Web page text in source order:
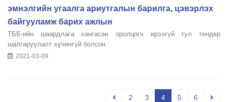
эмнэлгийн угаалга ариутгалын барилга, цэвэрлэх
байгууламж барих ажлын
ТББ-ийн шаардлага хангасан оролцогч ирээгүй тул тендер
шалгаруулалт хүчингүй болсон.
2021-03-09
2 3 4 5 6